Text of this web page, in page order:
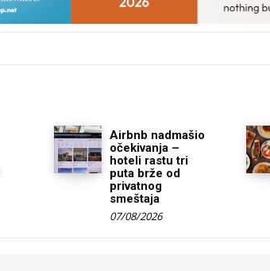
Airbnb nadmašio
očekivanja –
hoteli rastu tri
puta brže od
privatnog
smeštaja
07/08/2026